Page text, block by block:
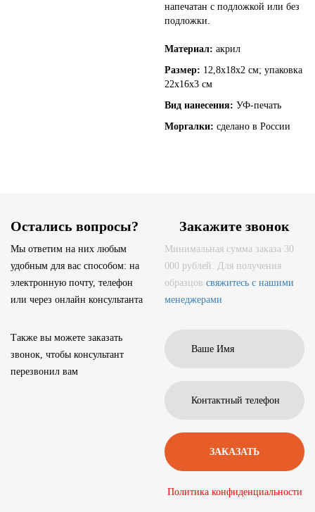
напечатан с подложкой или без
подложки.
Материал: акрил
Размер: 12,8х18х2 см; упаковка
22х16х3 см
Вид нанесения: УФ-печать
Моргалки: сделано в России
Остались вопросы?
Мы ответим на них любым
удобным для вас способом: на
электронную почту, телефон
или через онлайн консультанта
Также вы можете заказать
звонок, чтобы консультант
перезвонил вам
Закажите звонок
Минимальная сумма заказа 30
000 рублей. Для получения
образцов свяжитесь с нашими
менеджерами
Политика конфиденциальности